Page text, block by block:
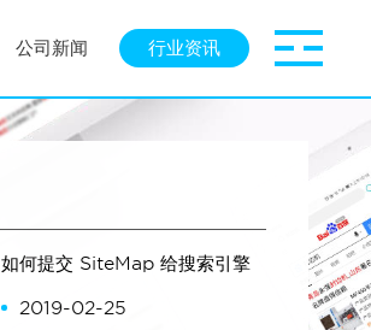
公司新闻 行业资讯
如何提交 SiteMap 给搜索引擎
2019-02-25